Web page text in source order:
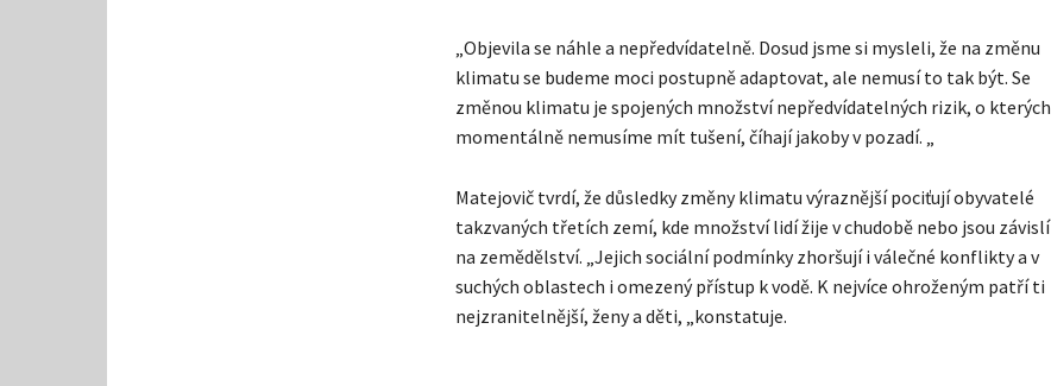
„Objevila se náhle a nepředvídatelně. Dosud jsme si mysleli, že na změnu
klimatu se budeme moci postupně adaptovat, ale nemusí to tak být. Se
změnou klimatu je spojených množství nepředvídatelných rizik, o kterých
momentálně nemusíme mít tušení, číhají jakoby v pozadí. „
Matejovič tvrdí, že důsledky změny klimatu výraznější pociťují obyvatelé
takzvaných třetích zemí, kde množství lidí žije v chudobě nebo jsou závislí
na zemědělství. „Jejich sociální podmínky zhoršují i ​​válečné konflikty a v
suchých oblastech i omezený přístup k vodě. K nejvíce ohroženým patří ti
nejzranitelnější, ženy a děti, „konstatuje.